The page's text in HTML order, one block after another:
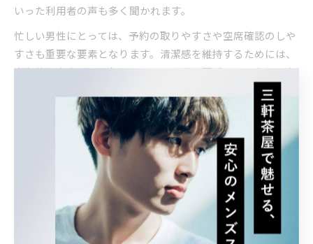
いった利用者の声も多く聞かれます。
忙しい男性にとっては、予約の取りやすさや空席確認のしや
すさも重要な要素となります。清潔感を維持するためには、
定期的な来店が不可欠なので、二子玉川駅近くのアクセス良
好なメンズ美容室を活用することが、毎日の身だしなみ向上
につながります。
身だしなみ重視のメンズ美容室選びのコツ
身だしなみを重視するなら、メンズ美容室選びは慎重に行う
必要があります。まず、口コミやランキングなどで技術力や
サービスの評価が高いサロンをリサーチしましょう。特に二
子玉川駅周辺は人気サロンが多く、男性に特化したスタイリ